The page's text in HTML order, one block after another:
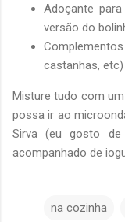
Adoçante
versão do
castanhas, etc)
Misture tudo com
possa ir ao
Sirva (eu gosto
acompanhado de
na cozinha